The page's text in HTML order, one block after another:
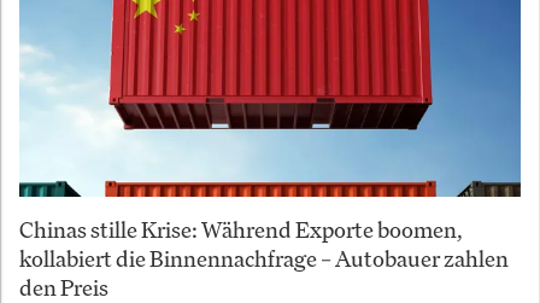
Chinas stille Krise: Während Exporte boomen,
kollabiert die Binnennachfrage – Autobauer zahlen
den Preis